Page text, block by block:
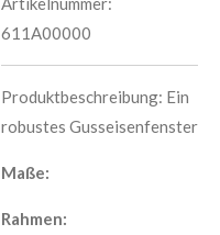
611A00000
Produktbeschreibung: Ein
robustes Gusseisenfenster
Maße:
Rahmen: